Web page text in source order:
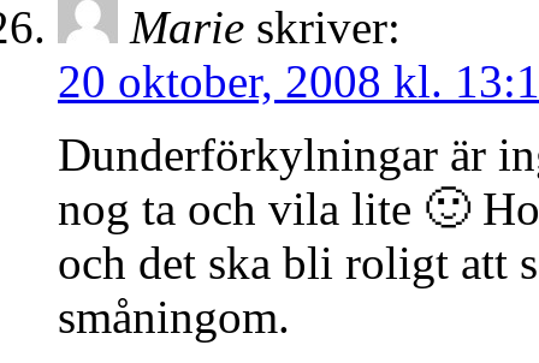
Marie skriver:
20 oktober, 2008 kl.
Dunderförkylningar är
nog ta och vila lite 🙂
och det ska bli roligt att
småningom.